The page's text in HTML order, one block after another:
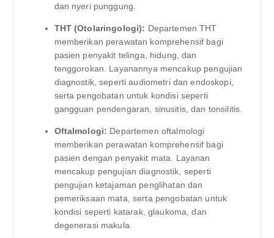
dan nyeri punggung.
THT (Otolaringologi): Departemen THT
memberikan perawatan komprehensif bagi
pasien penyakit telinga, hidung, dan
tenggorokan. Layanannya mencakup pengujian
diagnostik, seperti audiometri dan endoskopi,
serta pengobatan untuk kondisi seperti
gangguan pendengaran, sinusitis, dan tonsilitis.
Oftalmologi: Departemen oftalmologi
memberikan perawatan komprehensif bagi
pasien dengan penyakit mata. Layanan
mencakup pengujian diagnostik, seperti
pengujian ketajaman penglihatan dan
pemeriksaan mata, serta pengobatan untuk
kondisi seperti katarak, glaukoma, dan
degenerasi makula.